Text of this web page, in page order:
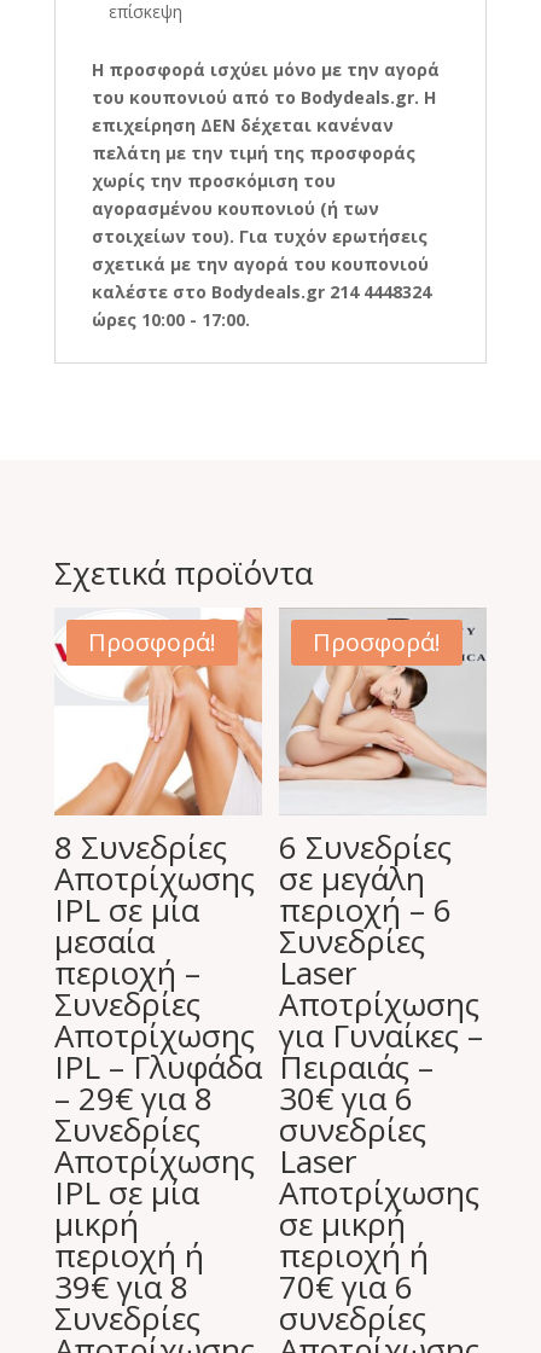
επίσκεψη
Η προσφορά ισχύει μόνο με την αγορά
του κουπονιού από το Bodydeals.gr. Η
επιχείρηση ΔΕΝ δέχεται κανέναν
πελάτη με την τιμή της προσφοράς
χωρίς την προσκόμιση του
αγορασμένου κουπονιού (ή των
στοιχείων του). Για τυχόν ερωτήσεις
σχετικά με την αγορά του κουπονιού
καλέστε στο Bodydeals.gr 214 4448324
ώρες 10:00 - 17:00.
Σχετικά προϊόντα
Προσφορά!
8 Συνεδρίες
Αποτρίχωσης
IPL σε μία
μεσαία
περιοχή –
Συνεδρίες
Αποτρίχωσης
IPL – Γλυφάδα
– 29€ για 8
Συνεδρίες
Αποτρίχωσης
IPL σε μία
μικρή
περιοχή ή
39€ για 8
Συνεδρίες
Προσφορά!
6 Συνεδρίες
σε μεγάλη
περιοχή – 6
Συνεδρίες
Laser
Αποτρίχωσης
για Γυναίκες –
Πειραιάς –
30€ για 6
συνεδρίες
Laser
Aποτρίχωσης
σε μικρή
περιοχή ή
70€ για 6
συνεδρίες